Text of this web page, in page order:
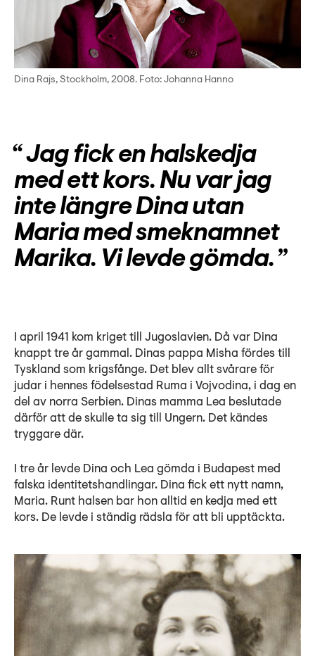
Dina Rajs, Stockholm, 2008. Foto: Johanna Hanno
Jag fick en halskedja
med ett kors. Nu var jag
inte längre Dina utan
Maria med smeknamnet
Marika. Vi levde gömda.
I april 1941 kom kriget till Jugoslavien. Då var Dina
knappt tre år gammal. Dinas pappa Misha fördes till
Tyskland som krigsfånge. Det blev allt svårare för
judar i hennes födelsestad Ruma i Vojvodina, i dag en
del av norra Serbien. Dinas mamma Lea beslutade
därför att de skulle ta sig till Ungern. Det kändes
tryggare där.
I tre år levde Dina och Lea gömda i Budapest med
falska identitetshandlingar. Dina fick ett nytt namn,
Maria. Runt halsen bar hon alltid en kedja med ett
kors. De levde i ständig rädsla för att bli upptäckta.